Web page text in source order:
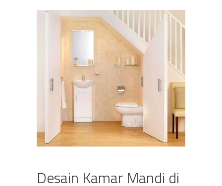
Desain Kamar Mandi di